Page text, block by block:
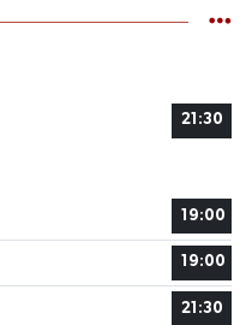
21:30
19:00
19:00
21:30